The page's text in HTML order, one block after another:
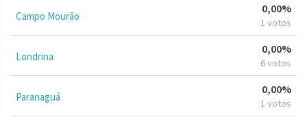
Campo Mourão
0,00%
1 votos
Londrina
0,00%
6 votos
Paranaguá
0,00%
1 votos